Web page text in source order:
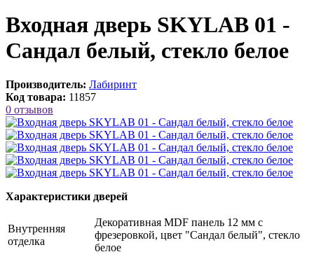
Входная дверь SKYLAB 01 -
Сандал белый, стекло белое
Производитель: Лабиринт
Код товара: 11857
0 отзывов
Характеристики дверей
Внутренняя
отделка
Декоративная MDF панель 12 мм с
фрезеровкой, цвет "Сандал белый", стекло
белое